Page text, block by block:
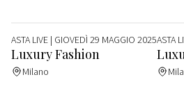
ASTA LIVE | GIOVEDÌ 29 MAGGIO 2025
Luxury Fashion
Milano
ASTA